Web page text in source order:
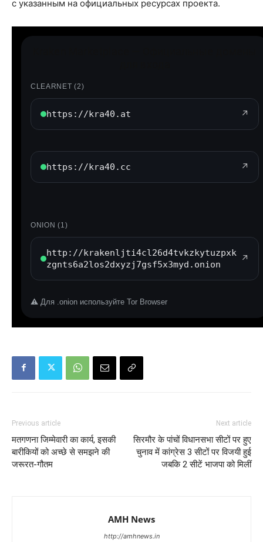
с указанным на официальных ресурсах проекта.
CLEARNET (2)
https://kra40.at ↗
https://kra40.cc ↗
ONION (1)
http://krakenljti4cl26d4tvkzkytuzpxk
zgnts6a2los2dxyzj7gsf5x3myd.onion
↗
⚠️ Для .onion используйте Tor Browser
Previous article
मतगणना जिम्मेवारी का कार्य, इसकी
बारीकियों को अच्छे से समझने की
जरूरत-गौतम
Next article
सिरमौर के पांचों विधानसभा सीटों पर हुए
चुनाव में कांग्रेस 3 सीटों पर विजयी हुई
जबकि 2 सीटें भाजपा को मिलीं
AMH News
http://amhnews.in